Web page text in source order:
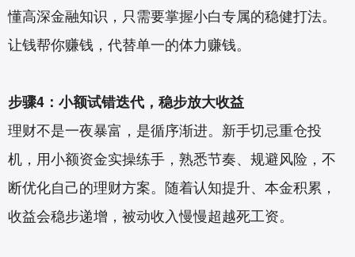
懂高深金融知识，只需要掌握小白专属的稳健打法。
让钱帮你赚钱，代替单一的体力赚钱。
步骤4：小额试错迭代，稳步放大收益
理财不是一夜暴富，是循序渐进。新手切忌重仓投
机，用小额资金实操练手，熟悉节奏、规避风险，不
断优化自己的理财方案。随着认知提升、本金积累，
收益会稳步递增，被动收入慢慢超越死工资。